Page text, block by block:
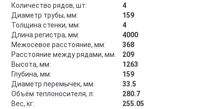
Количество рядов, шт:
4
Диаметр трубы, мм:
159
Толщина стенки, мм:
4
Длина регистра, мм:
4000
Межосевое расстояние, мм:
368
Расстояние между рядами, мм:
209
Высота, мм:
1263
Глубина, мм:
159
Диаметр перемычек, мм:
33.5
Объём теплоносителя, л:
280.7
Вес, кг:
255.05